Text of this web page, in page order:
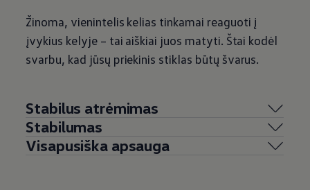
Žinoma, vienintelis kelias tinkamai reaguoti į
įvykius kelyje – tai aiškiai juos matyti. Štai kodėl
svarbu, kad jūsų priekinis stiklas būtų švarus.
Stabilus atrėmimas
Stabilumas
Visapusiška apsauga